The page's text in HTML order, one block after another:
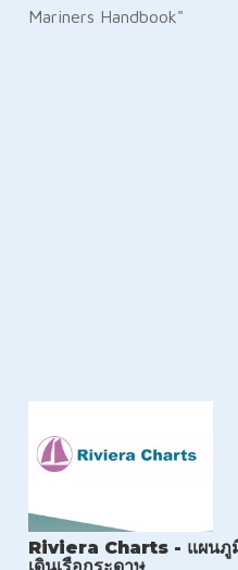
Mariners Handbook"
Riviera Charts - แผนภู